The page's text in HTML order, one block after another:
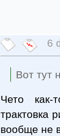
6
Вот тут
Чето
трактовка
вообще не